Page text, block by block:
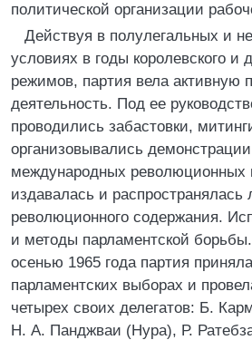
политической организации
Действуя в полулегальных и
условиях в годы королевского и
режимов, партия вела активную
деятельность. Под ее
проводились забастовки,
организовывались
международных революционных
издавалась и распространялась
революционного содержания.
и методы парламентской
осенью 1965 года партия
парламентских выборах и
четырех своих делегатов: Б.
Н. А. Панджваи (Нура), Р.